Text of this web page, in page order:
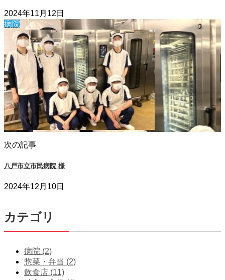
2024年11月12日
病院
次の記事
八戸市立市民病院 様
2024年12月10日
カテゴリ
病院 (2)
惣菜・弁当 (2)
飲食店 (11)